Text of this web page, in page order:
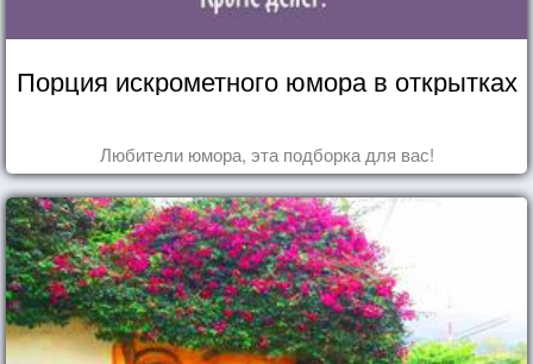
Порция искрометного юмора в открытках
Любители юмора, эта подборка для вас!